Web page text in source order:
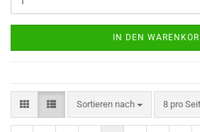
IN DEN
Sortieren nach
Sortieren nach 8 pro
pro Seite